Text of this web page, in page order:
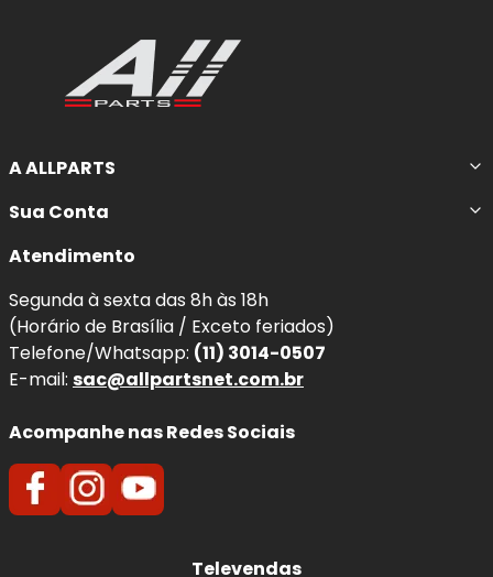
A ALLPARTS
Sua Conta
Atendimento
Segunda à sexta das 8h às 18h
(Horário de Brasília / Exceto feriados)
Telefone/Whatsapp: (11) 3014-0507
E-mail: sac@allpartsnet.com.br
Acompanhe nas Redes Sociais
Televendas